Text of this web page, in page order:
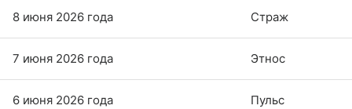
8 июня 2026 года Страж
7 июня 2026 года Этнос
6 июня 2026 года Пульс